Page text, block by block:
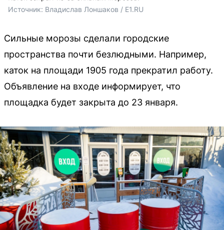
Источник: Владислав Лоншаков / E1.RU
Сильные морозы сделали городские
пространства почти безлюдными. Например,
каток на площади 1905 года прекратил работу.
Объявление на входе информирует, что
площадка будет закрыта до 23 января.